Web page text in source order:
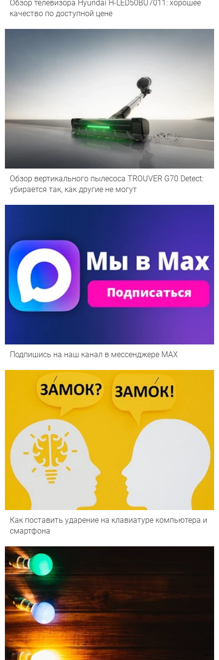
Обзор телевизора Hyundai H-LED50BU7011: хорошее
качество по доступной цене
Обзор вертикального пылесоса TROUVER G70 Detect:
убирается так, как другие не могут
Подпишись на наш канал в мессенджере МАХ
Как поставить ударение на клавиатуре компьютера и
смартфона